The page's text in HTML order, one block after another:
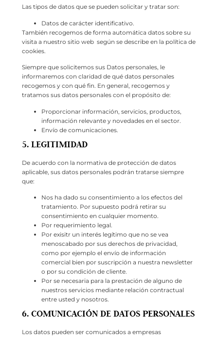
Las tipos de datos que se pueden solicitar y tratar son:
Datos de carácter identificativo.
También recogemos de forma automática datos sobre su
visita a nuestro sitio web según se describe en la política de
cookies.
Siempre que solicitemos sus Datos personales, le
informaremos con claridad de qué datos personales
recogemos y con qué fin. En general, recogemos y
tratamos sus datos personales con el propósito de:
Proporcionar información, servicios, productos,
información relevante y novedades en el sector.
Envío de comunicaciones.
5. LEGITIMIDAD
De acuerdo con la normativa de protección de datos
aplicable, sus datos personales podrán tratarse siempre
que:
Nos ha dado su consentimiento a los efectos del
tratamiento. Por supuesto podrá retirar su
consentimiento en cualquier momento.
Por requerimiento legal.
Por exisitr un interés legítimo que no se vea
menoscabado por sus derechos de privacidad,
como por ejemplo el envío de información
comercial bien por suscripción a nuestra newsletter
o por su condición de cliente.
Por se necesaria para la prestación de alguno de
nuestros servicios mediante relación contractual
entre usted y nosotros.
6. COMUNICACIÓN DE DATOS PERSONALES
Los datos pueden ser comunicados a empresas